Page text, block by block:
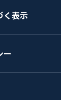
く表示
ー